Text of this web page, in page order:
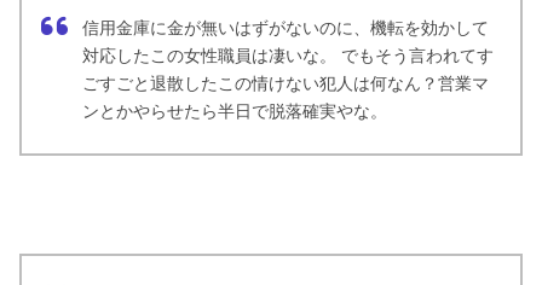
信用金庫に金が無いはずがないのに、機転を効かして
対応したこの女性職員は凄いな。 でもそう言われてす
ごすごと退散したこの情けない犯人は何なん？営業マ
ンとかやらせたら半日で脱落確実やな。